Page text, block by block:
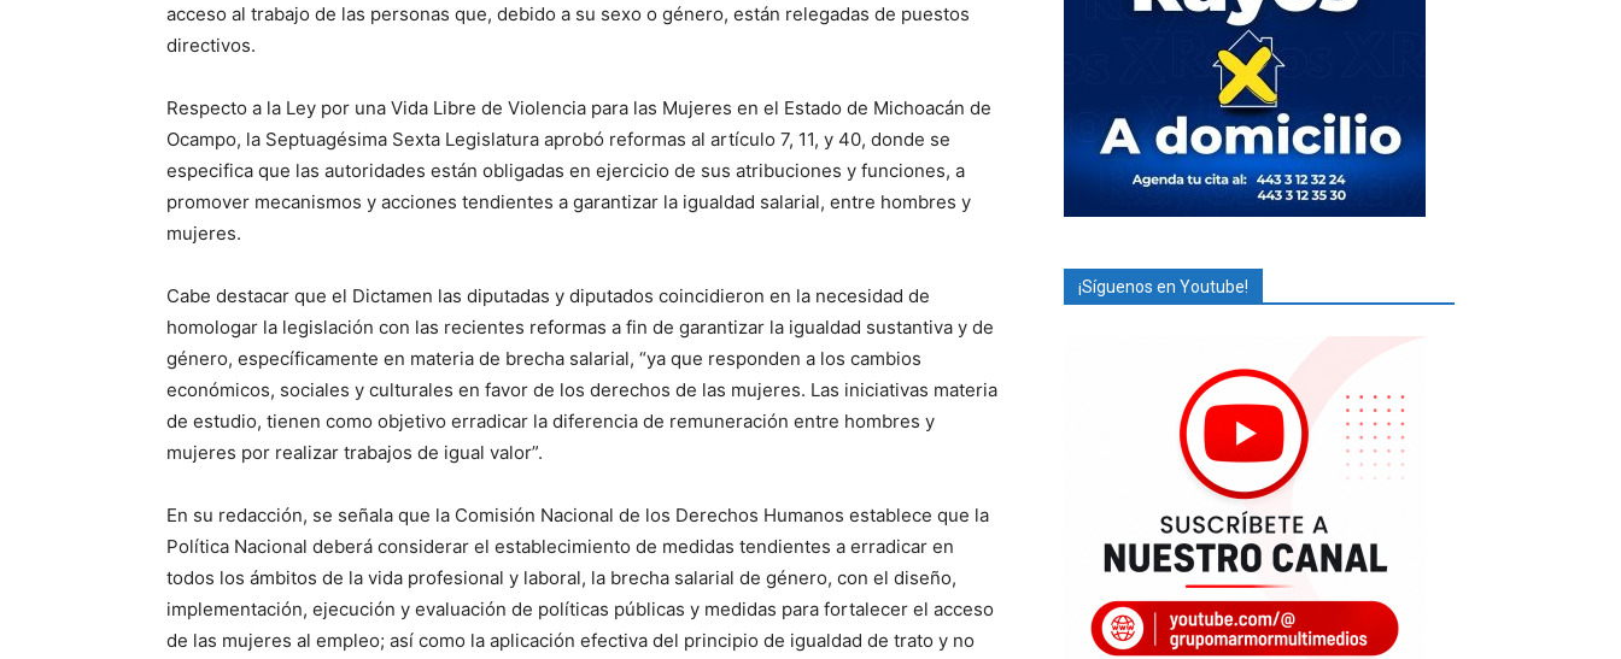
acceso al trabajo de las personas que, debido a su sexo o género, están relegadas de puestos
directivos.
Respecto a la Ley por una Vida Libre de Violencia para las Mujeres en el Estado de Michoacán de
Ocampo, la Septuagésima Sexta Legislatura aprobó reformas al artículo 7, 11, y 40, donde se
especifica que las autoridades están obligadas en ejercicio de sus atribuciones y funciones, a
promover mecanismos y acciones tendientes a garantizar la igualdad salarial, entre hombres y
mujeres.
Cabe destacar que el Dictamen las diputadas y diputados coincidieron en la necesidad de
homologar la legislación con las recientes reformas a fin de garantizar la igualdad sustantiva y de
género, específicamente en materia de brecha salarial, “ya que responden a los cambios
económicos, sociales y culturales en favor de los derechos de las mujeres. Las iniciativas materia
de estudio, tienen como objetivo erradicar la diferencia de remuneración entre hombres y
mujeres por realizar trabajos de igual valor”.
En su redacción, se señala que la Comisión Nacional de los Derechos Humanos establece que la
Política Nacional deberá considerar el establecimiento de medidas tendientes a erradicar en
todos los ámbitos de la vida profesional y laboral, la brecha salarial de género, con el diseño,
implementación, ejecución y evaluación de políticas públicas y medidas para fortalecer el acceso
de las mujeres al empleo; así como la aplicación efectiva del principio de igualdad de trato y no
¡Síguenos en Youtube!